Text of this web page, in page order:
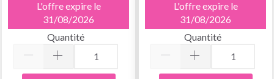
L'offre expire le
31/08/2026
Quantité
L'offre expire le
31/08/2026
Quantité